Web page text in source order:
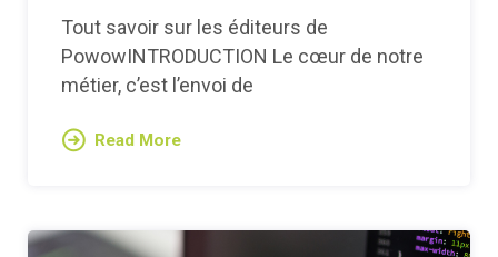
Tout savoir sur les éditeurs de
PowowINTRODUCTION Le cœur de notre
métier, c’est l’envoi de
Read More